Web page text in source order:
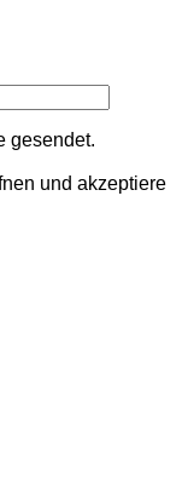
gesendet.
und akzeptiere